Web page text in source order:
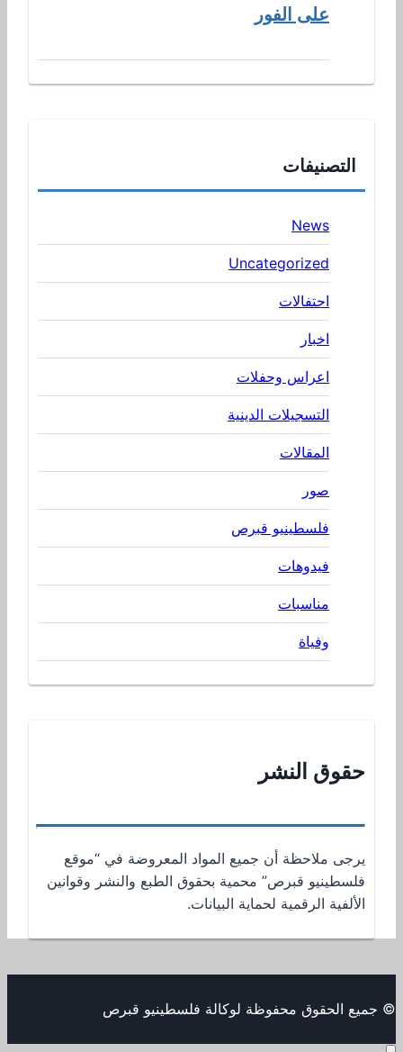
على الفور
التصنيفات
News
Uncategorized
احتفالات
اخبار
اعراس وحفلات
التسجيلات الدينية
المقالات
صور
فلسطينيو قبرص
فيدوهات
مناسبات
وفياة
حقوق النشر
يرجى ملاحظة أن جميع المواد المعروضة في “موقع
فلسطينيو قبرص” محمية بحقوق الطبع والنشر وقوانين
الألفية الرقمية لحماية البيانات.
© جميع الحقوق محفوظة لوكالة فلسطينيو قبرص